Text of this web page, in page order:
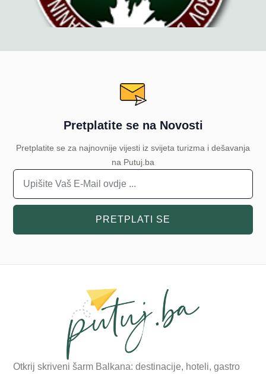
Pretplatite se na Novosti
Pretplatite se za najnovnije vijesti iz svijeta turizma i dešavanja
na Putuj.ba
PRETPLATI SE
Otkrij skriveni šarm Balkana: destinacije, hoteli, gastro